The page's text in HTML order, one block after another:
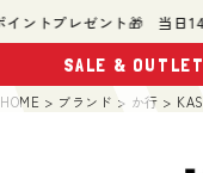
トプレゼント🎁 当日14
HOME ブランド か行
SALE & OUTLET